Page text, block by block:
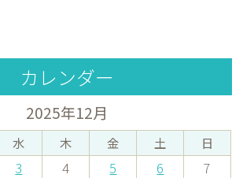
カレンダー
2025年12月
水 木 金 土 日
3 4 5 6 7